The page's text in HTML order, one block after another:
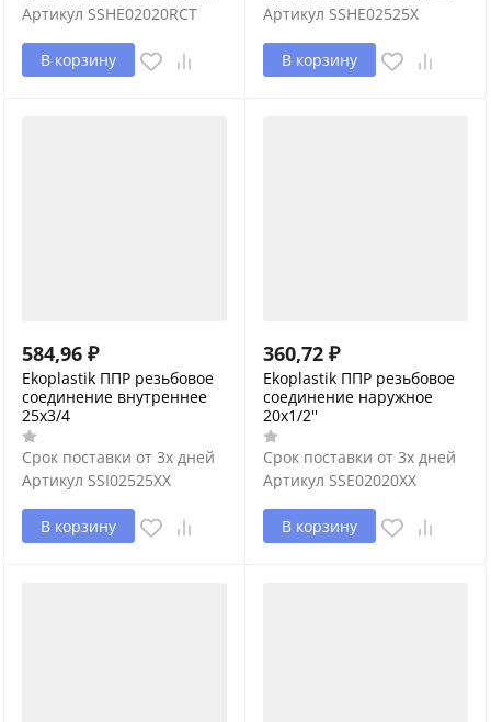
Артикул SSHE02020RCT
В корзину
Артикул SSHE02525X
В корзину
584,96 ₽
Ekoplastik ППР резьбовое
соединение внутреннее
25х3/4
Срок поставки от 3х дней
Артикул SSI02525XX
В корзину
360,72 ₽
Ekoplastik ППР резьбовое
соединение наружное
20x1/2''
Срок поставки от 3х дней
Артикул SSE02020XX
В корзину